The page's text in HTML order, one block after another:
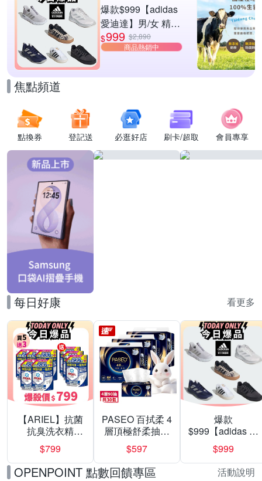
爆款$999【adidas
愛迪達】男/女 精選
運動鞋休閒鞋 任選
均一價
$999 $2,890
商品熱銷中
焦點頻道
點換券 登記送 必逛好店 刷卡/超取 會員專享
每日好康 看更多
【ARIEL】抗菌
抗臭洗衣精
1030g補充包 X8
(抗菌去漬/室內晾
曬) 兩款任選
$799
PASEO 百拭柔 4
層頂極舒柔抽取
式衛生紙90抽10
包/串 超值3串組
$597
爆款
$999【adidas 愛
迪達】男/女 精選
運動鞋休閒鞋 任
選均一價
$999
OPENPOINT 點數回饋專區 活動說明